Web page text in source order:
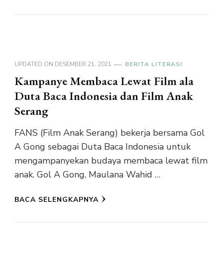
UPDATED ON DESEMBER 21, 2021 BERITA LITERASI
Kampanye Membaca Lewat Film ala
Duta Baca Indonesia dan Film Anak
Serang
FANS (Film Anak Serang) bekerja bersama Gol
A Gong sebagai Duta Baca Indonesia untuk
mengampanyekan budaya membaca lewat film
anak. Gol A Gong, Maulana Wahid …
BACA SELENGKAPNYA